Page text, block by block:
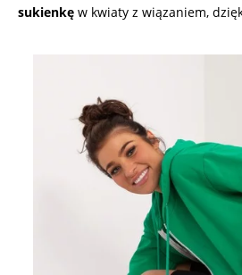
sukienkę w kwiaty z wiązaniem,